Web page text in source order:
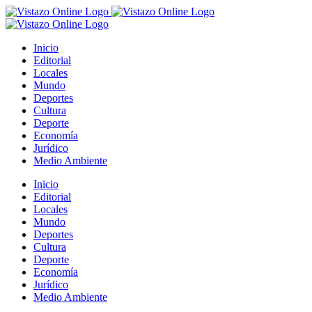
Saltar
al
Inicio
Editorial
Locales
Mundo
Deportes
Cultura
Deporte
Economía
Jurídico
Medio Ambiente
Inicio
Editorial
Locales
Mundo
Deportes
Cultura
Deporte
Economía
Jurídico
Medio Ambiente